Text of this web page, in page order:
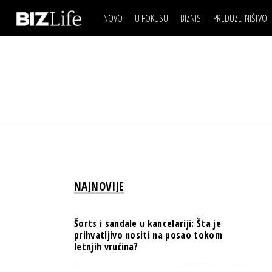
NOVO U FOKUSU BIZNIS
ESG & ENERGY
PULS REGIONA
PREDUZETNIŠTVO
IZJAVA DANABIZNIS SCENA
NOVO NA RAFU
NAJNOVIJE
Šorts i sandale u kancelariji: Šta je
prihvatljivo nositi na posao tokom
letnjih vrućina?